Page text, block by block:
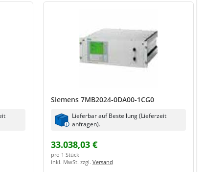
Siemens 7MB2024-0DA00-1CG0
Lieferbar auf Bestellung (Lieferzeit
anfragen).
33.038,03 €
pro 1 Stück
inkl. MwSt. zzgl. Versand